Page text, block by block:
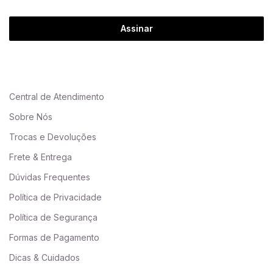
Assinar
Central de Atendimento
Sobre Nós
Trocas e Devoluções
Frete & Entrega
Dúvidas Frequentes
Política de Privacidade
Política de Segurança
Formas de Pagamento
Dicas & Cuidados